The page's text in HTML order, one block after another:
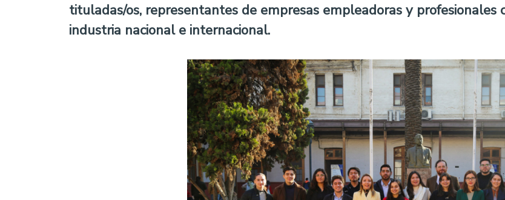
tituladas/os, representantes de empresas empleadoras y profesionales
industria nacional e internacional.